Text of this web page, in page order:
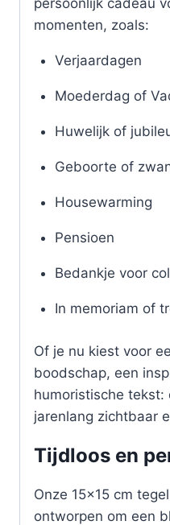
persoonlijk cadeau
momenten, zoals:
Verjaardagen
Moederdag of
Huwelijk of
Geboorte of
Housewarming
Pensioen
Bedankje voor
In memoriam of
Of je nu kiest voor
boodschap, een
humoristische
jarenlang zichtbaar
Tijdloos en
Onze 15×15 cm
ontworpen om een